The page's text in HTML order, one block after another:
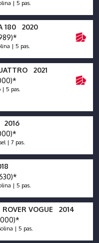
| 5 pas.
180 2020
| 5 pas.
2021
| 5 pas.
2016
| 7 pas.
| 5 pas.
VOGUE 2014
| 5 pas.